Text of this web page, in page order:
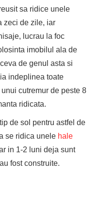
sa ridice unele
zeci de zile, iar
lucrau la foc
imobilul ala de
de genul asta si
indeplinea toate
cutremur de peste 8
ridicata.
de sol pentru astfel de
se ridica unele hale
in 1-2 luni deja sunt
fost construite.